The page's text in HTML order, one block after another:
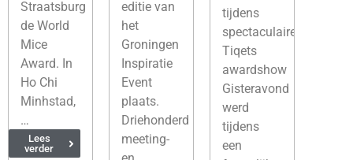
Straatsburg
de World
Mice
Award. In
Ho Chi
Minhstad,
…
Lees
verder
editie van
het
Groningen
Inspiratie
Event
plaats.
Driehonderd
meeting-
tijdens
spectaculaire
Tiqets
awardshow
Gisteravond
werd
tijdens
een